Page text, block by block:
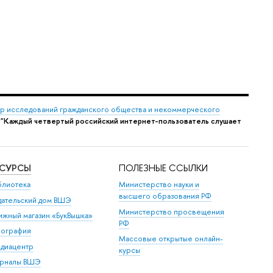
исследований гражданского общества и некоммерческого
четвертый российский интернет-пользователь слушает
дом ВШЭ
магазин «БукВышка»
ВШЭ
ПОЛЕЗНЫЕ ССЫЛКИ
Министерство науки и
высшего образования РФ
Министерство просвещения
РФ
Массовые открытые онлайн-
курсы